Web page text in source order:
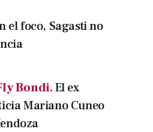
el foco, Sagasti no
Bondi.El ex
Mariano Cuneo